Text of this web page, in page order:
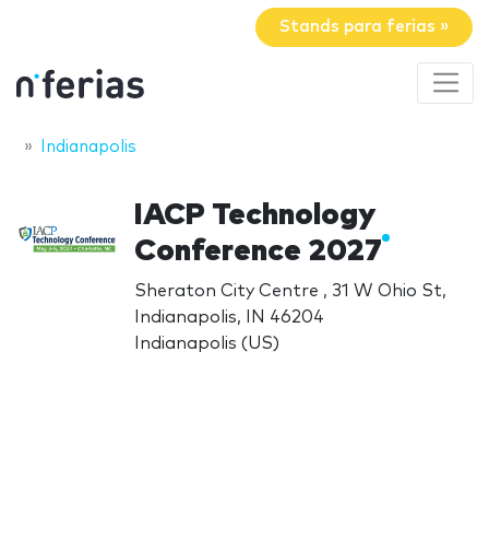
Stands para ferias »
Indianapolis
IACP Technology
Conference 2027
Sheraton City Centre , 31 W Ohio St,
Indianapolis, IN 46204
Indianapolis (US)